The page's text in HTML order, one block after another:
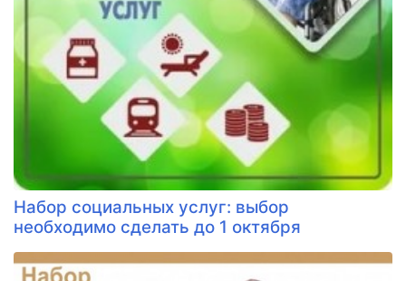
Набор социальных услуг: выбор
необходимо сделать до 1 октября